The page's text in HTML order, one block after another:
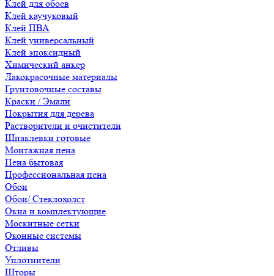
Клей для обоев
Клей каучуковый
Клей ПВА
Клей универсальный
Клей эпоксидный
Химический анкер
Лакокрасочные материалы
Грунтовочные составы
Краски / Эмали
Покрытия для дерева
Растворители и очистители
Шпаклевки готовые
Монтажная пена
Пена бытовая
Профессиональная пена
Обои
Обои/ Стеклохолст
Окна и комплектующие
Москитные сетки
Оконные системы
Отливы
Уплотнители
Шторы